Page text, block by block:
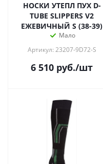
НОСКИ УТЕПЛ ПУХ D-
TUBE SLIPPERS V2
ЕЖЕВИЧНЫЙ S (38-39)
Мало
Артикул: 23207-9D72-S
6 510 руб./шт